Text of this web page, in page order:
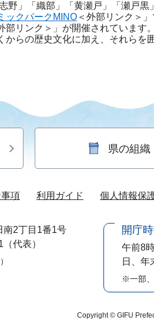
」「織部」「黄瀬戸」「瀬戸黒
ックパークMINO ＜外部リンク＞
部リンク＞ 」が開催されています
らの歴史文化に加え、それらを
県の組織
項 利用ガイド 個人情報保
南2丁目1番1号
代表）
開庁
午前8
日、年
※一部、
Copyright © GIFU